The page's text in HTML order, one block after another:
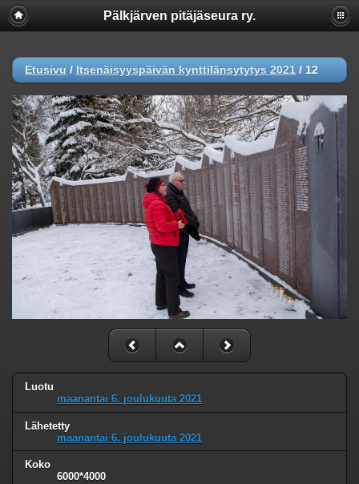
Pälkjärven pitäjäseura ry.
Etusivu / Itsenäisyyspäivän kynttilänsytytys 2021 / 12
Luotu
maanantai 6. joulukuuta 2021
Lähetetty
maanantai 6. joulukuuta 2021
Koko
6000*4000